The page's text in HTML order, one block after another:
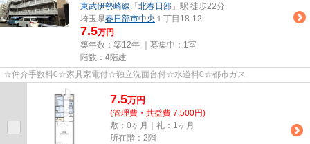
東武伊勢崎線 「 北春日部 」駅 徒歩22分
埼玉県春日部市中央 １丁目18-12
7.5万円
築年数：築12年 ｜募集中： 1室
階数：4階建
☆仲介手数料0☆家具家電付☆独立洗面台付☆水道料0☆都市ガス
7.5万円
(管理費・共益費 7,500円)
敷：0ヶ月｜礼：1ヶ月
所在階：2階